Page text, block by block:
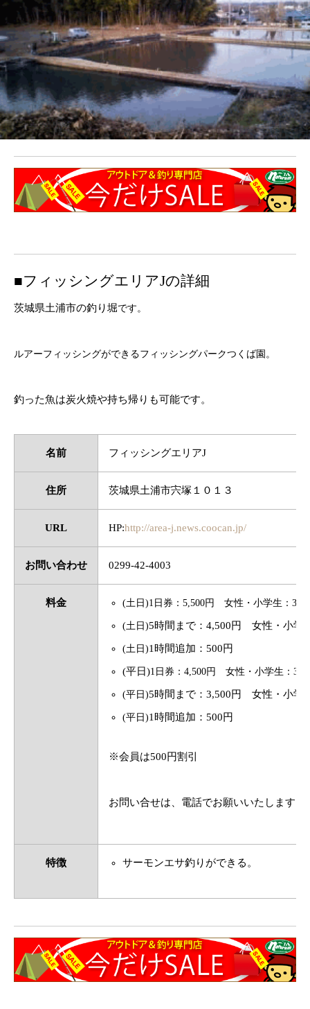
■フィッシングエリアJの詳細
茨城県土浦市の釣り堀です。
ルアーフィッシングができるフィッシングパークつくば園。
釣った魚は炭火焼や持ち帰りも可能です。
名前 フィッシングエリアJ
住所 茨城県土浦市宍塚１０１３
URL HP:http://area-j.news.coocan.jp/
お問い合わせ 0299-42-4003
料金 (土日)1日券：5,500円 女性・小学生：
(土日)5時間まで：4,500円 女性・小学
(土日)1時間追加：500円
(平日)1日券：4,500円 女性・小学生：
(平日)5時間まで：3,500円 女性・小学
(平日)1時間追加：500円
※会員は500円割引
お問い合せは、電話でお願いいたします。
特徴 サーモンエサ釣りができる。